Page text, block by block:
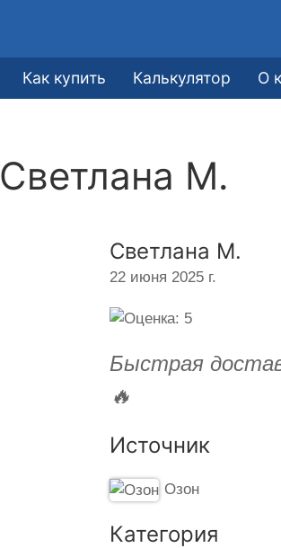
Как купить Калькулятор О
Светлана М.
Светлана М.
22 июня 2025 г.
Быстрая
🔥
Источник
Озон
Категория